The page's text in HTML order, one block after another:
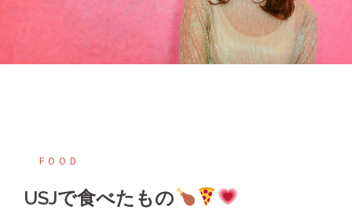
FOOD
USJで食べたもの